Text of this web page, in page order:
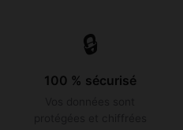
🔒
100 % sécurisé